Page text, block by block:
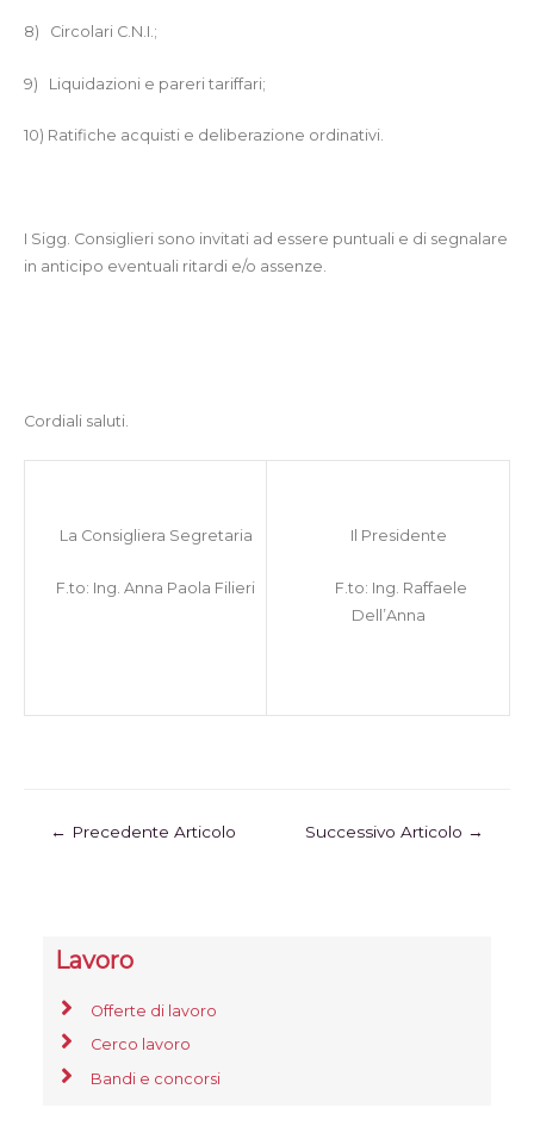
8) Circolari C.N.I.;
9) Liquidazioni e pareri tariffari;
10) Ratifiche acquisti e deliberazione ordinativi.
I Sigg. Consiglieri sono invitati ad essere puntuali e di segnalare
in anticipo eventuali ritardi e/o assenze.
Cordiali saluti.
La Consigliera Segretaria
F.to: Ing. Anna Paola Filieri
Il Presidente
F.to: Ing. Raffaele
Dell’Anna
← Precedente Articolo Successivo Articolo →
Lavoro
Offerte di lavoro
Cerco lavoro
Bandi e concorsi